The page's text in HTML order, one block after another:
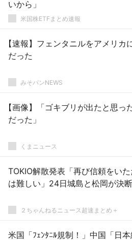
いから」
米国株ETFまとめ速報
【速報】フェンタニルをアメリカ
だった
みそパンNEWS
【画像】「ゴキブリが出たと思っ
だった」
くまニュース
TOKIO解散発表「再び信頼をい
は難しい」24日城島と松岡が決
２ちゃんねるニュース超速まとめ＋
米国「ﾌｪﾝﾀﾆﾙ規制！」中国「日